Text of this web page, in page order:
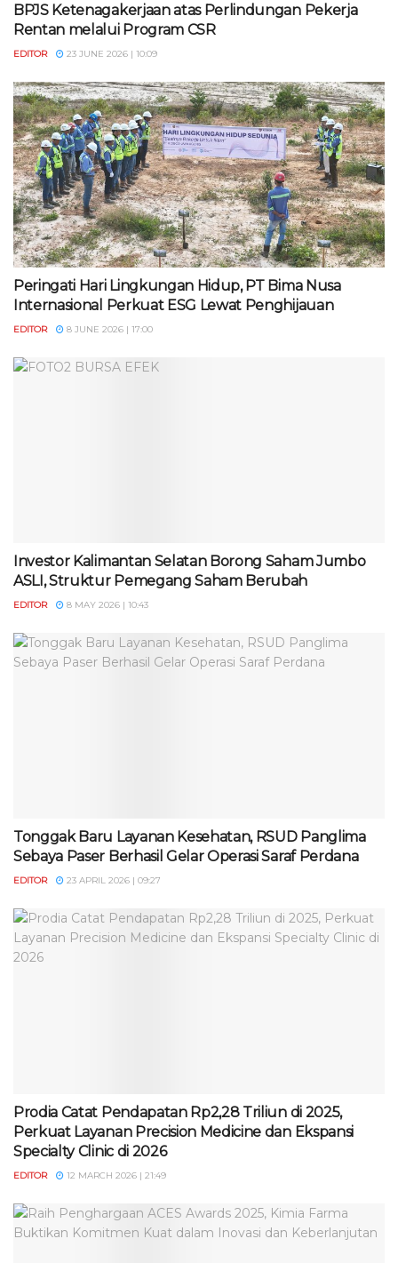
BPJS Ketenagakerjaan atas Perlindungan Pekerja
Rentan melalui Program CSR
EDITOR 23 JUNE 2026 | 10:09
Peringati Hari Lingkungan Hidup, PT Bima Nusa
Internasional Perkuat ESG Lewat Penghijauan
EDITOR 8 JUNE 2026 | 17:00
Investor Kalimantan Selatan Borong Saham Jumbo
ASLI, Struktur Pemegang Saham Berubah
EDITOR 8 MAY 2026 | 10:43
Tonggak Baru Layanan Kesehatan, RSUD Panglima
Sebaya Paser Berhasil Gelar Operasi Saraf Perdana
EDITOR 23 APRIL 2026 | 09:27
Prodia Catat Pendapatan Rp2,28 Triliun di 2025,
Perkuat Layanan Precision Medicine dan Ekspansi
Specialty Clinic di 2026
EDITOR 12 MARCH 2026 | 21:49